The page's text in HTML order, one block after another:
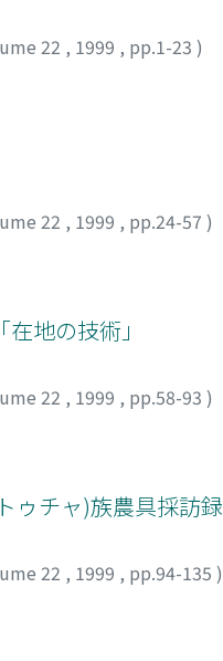
22 , 1999 , pp.1-23 )
22 , 1999 , pp.24-57 )
地の技術」
22 , 1999 , pp.58-93 )
ゥチャ)族農具採訪録
22 , 1999 , pp.94-135 )